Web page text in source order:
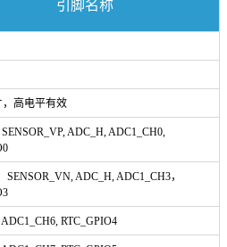
引脚名称
，高电平有效
ADC_H, ADC1_CH0,
SENSOR_VN, ADC_H, ADC1_CH3，
RTC_GPIO4